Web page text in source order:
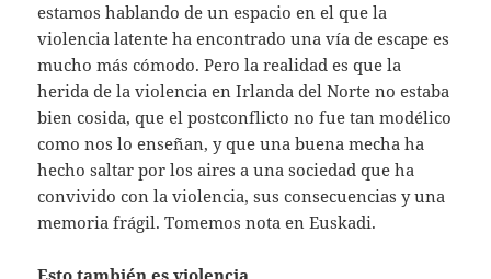
estamos hablando de un espacio en el que la
violencia latente ha encontrado una vía de escape es
mucho más cómodo. Pero la realidad es que la
herida de la violencia en Irlanda del Norte no estaba
bien cosida, que el postconflicto no fue tan modélico
como nos lo enseñan, y que una buena mecha ha
hecho saltar por los aires a una sociedad que ha
convivido con la violencia, sus consecuencias y una
memoria frágil. Tomemos nota en Euskadi.